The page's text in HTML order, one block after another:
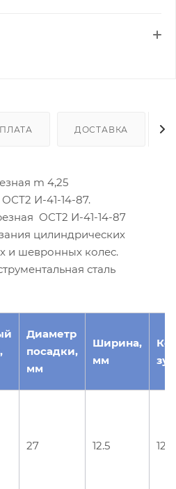
ДОСТАВКА
m 4,25
И-41-14-87.
ОСТ2 И-41-14-87
цилиндрических
и шевронных колес.
сталь
Диаметр
посадки,
мм
Ширина,
мм
27 12.5 12